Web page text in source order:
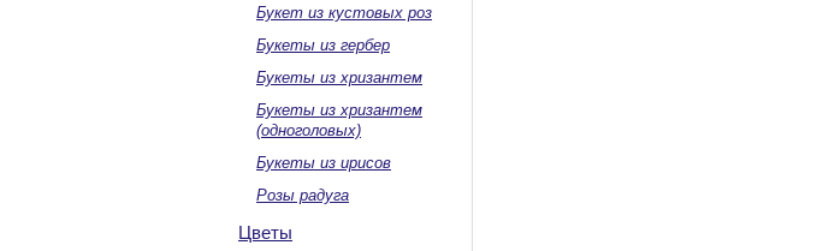
Букет из кустовых роз
Букеты из гербер
Букеты из хризантем
Букеты из хризантем
(одноголовых)
Букеты из ирисов
Розы радуга
Цветы